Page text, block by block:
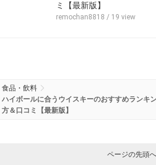
ミ【最新版】
remochan8818 / 19 view
食品・飲料
ハイボールに合うウイスキーのおすすめランキ
方＆口コミ【最新版】
ページの先頭へ